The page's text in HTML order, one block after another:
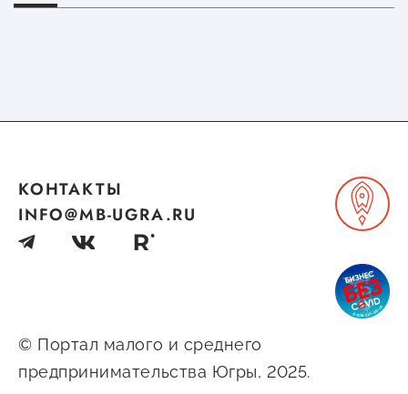
© Портал малого и среднего
предпринимательства Югры, 2025.
КОНТАКТЫ
INFO@MB-UGRA.RU